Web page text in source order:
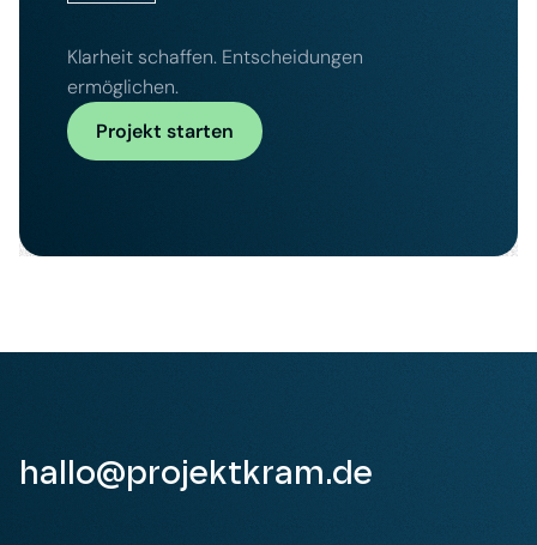
Klarheit schaffen. Entscheidungen
ermöglichen.
Projekt starten
hallo@projektkram.de